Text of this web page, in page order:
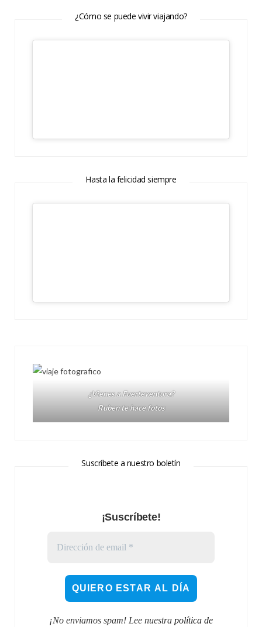
¿Cómo se puede vivir viajando?
Hasta la felicidad siempre
¿Vienes a Fuerteventura?
Ruben te hace fotos
Suscríbete a nuestro boletín
¡Suscríbete!
¡No enviamos spam! Lee nuestra política de